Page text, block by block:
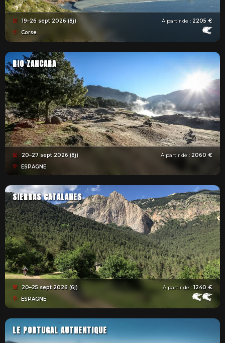
19–26 sept 2026 (8j)
Corse
À partir de : 2205 €
RIO ZANCARA
20–27 sept 2026 (8j)
ESPAGNE
À partir de : 2060 €
SIERRAS CATALANES
20–25 sept 2026 (6j)
ESPAGNE
À partir de : 1240 €
LE PORTUGAL AUTHENTIQUE